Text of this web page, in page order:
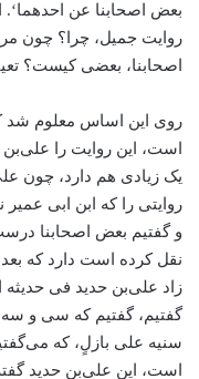
بعض اصحابنا عن احدهما‘.
روایت جمیل، چرا؟ چون
اصحابنا، بعضی کیست؟
روی این اساس معلوم شد
است، این روایت را
یک زیادی هم دارد، چون
روایتی را که ابن ابی
و گفتیم بعض اصحابنا
نقل کرده است دارد که بعد
زاد علی‌بن حدید فی
گفتیم، گفتیم که سی و سه
سنیه علی بازلٍ، که
است، این علی‌بن حدید